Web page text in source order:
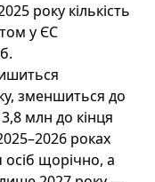
року кількість
у ЄС
зменшиться до
млн до кінця
роках
осіб щорічно, а